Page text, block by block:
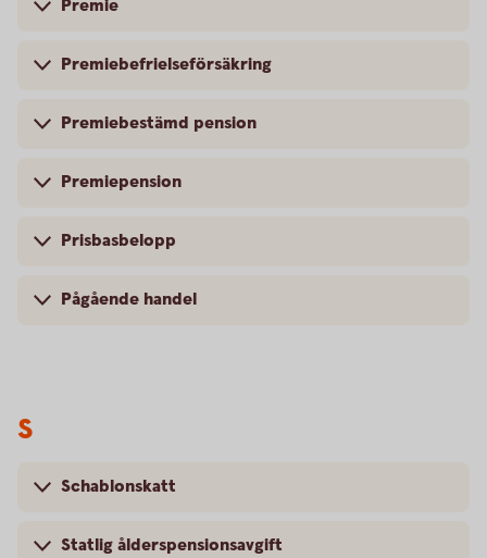
Premie
Premiebefrielseförsäkring
Premiebestämd pension
Premiepension
Prisbasbelopp
Pågående handel
S
Schablonskatt
Statlig ålderspensionsavgift